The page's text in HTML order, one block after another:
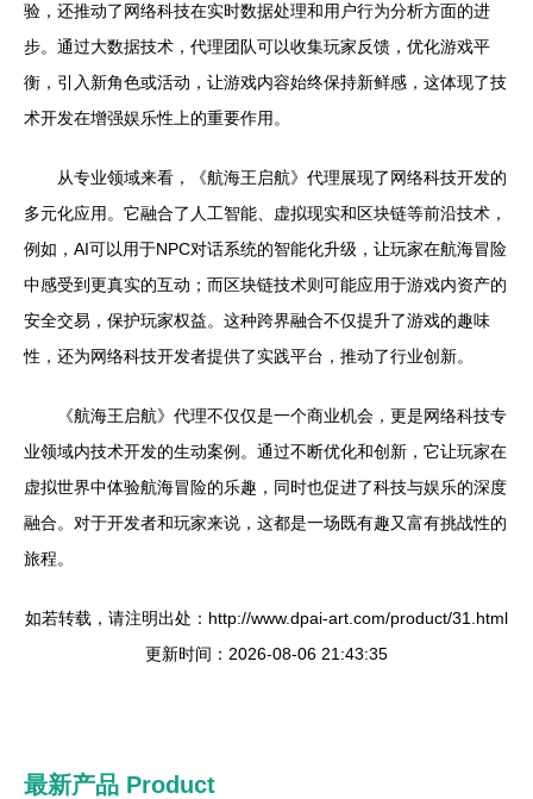
验，还推动了网络科技在实时数据处理和用户行为分析方面的进
步。通过大数据技术，代理团队可以收集玩家反馈，优化游戏平
衡，引入新角色或活动，让游戏内容始终保持新鲜感，这体现了技
术开发在增强娱乐性上的重要作用。
从专业领域来看，《航海王启航》代理展现了网络科技开发的
多元化应用。它融合了人工智能、虚拟现实和区块链等前沿技术，
例如，AI可以用于NPC对话系统的智能化升级，让玩家在航海冒险
中感受到更真实的互动；而区块链技术则可能应用于游戏内资产的
安全交易，保护玩家权益。这种跨界融合不仅提升了游戏的趣味
性，还为网络科技开发者提供了实践平台，推动了行业创新。
《航海王启航》代理不仅仅是一个商业机会，更是网络科技专
业领域内技术开发的生动案例。通过不断优化和创新，它让玩家在
虚拟世界中体验航海冒险的乐趣，同时也促进了科技与娱乐的深度
融合。对于开发者和玩家来说，这都是一场既有趣又富有挑战性的
旅程。
如若转载，请注明出处：http://www.dpai-art.com/product/31.html
更新时间：2026-08-06 21:43:35
最新产品 Product